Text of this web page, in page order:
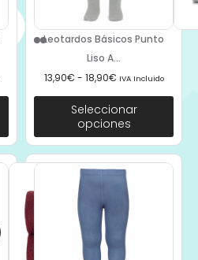
Leotardos Básicos Punto
Liso A...
13,90€ - 18,90€ IVA Incluido
Seleccionar
opciones